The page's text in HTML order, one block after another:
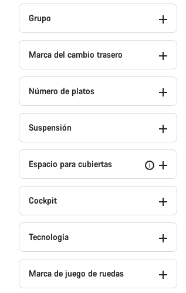
Grupo
Marca del cambio trasero
Número de platos
Suspensión
i
Espacio para cubiertas
Cockpit
Tecnología
Marca de juego de ruedas